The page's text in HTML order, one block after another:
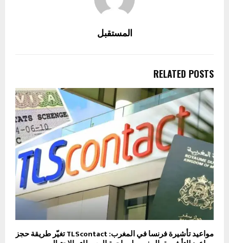
المستقبل
RELATED POSTS
مواعيد تأشيرة فرنسا في المغرب: TLScontact تغيّر طريقة حجز